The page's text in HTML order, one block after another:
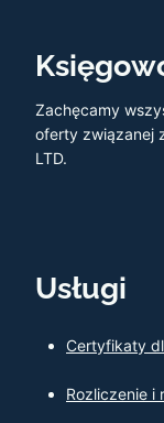
Zachęcamy
oferty związanej
LTD.
Usługi
Certyfikaty
Rozliczenie i